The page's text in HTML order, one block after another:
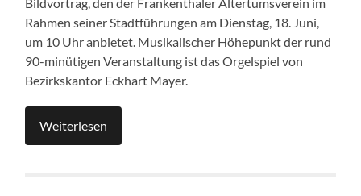
Rahmen seiner Stadtführungen am Dienstag, 18. Juni,
um 10 Uhr anbietet. Musikalischer Höhepunkt der rund
90-minütigen Veranstaltung ist das Orgelspiel von
Bezirkskantor Eckhart Mayer.
Weiterlesen